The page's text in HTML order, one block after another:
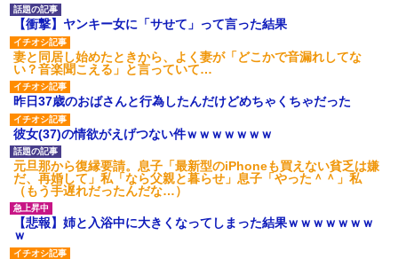
【衝撃】ヤンキー女に「サせて」って言った結果
妻と同居し始めたときから、よく妻が「どこかで音漏れしてな
い？音楽聞こえる」と言っていて…
昨日37歳のおばさんと行為したんだけどめちゃくちゃだった
彼女(37)の情欲がえげつない件ｗｗｗｗｗｗｗ
元旦那から復縁要請。息子「最新型のiPhoneも買えない貧乏は嫌
だ、再婚して」私「なら父親と暮らせ」息子「やった＾＾」私
（もう手遅れだったんだな…）
【悲報】姉と入浴中に大きくなってしまった結果ｗｗｗｗｗｗｗ
ｗ